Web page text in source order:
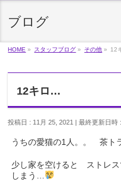
ブログ
HOME » スタッフブログ » その他 » 12
12キロ…
投稿日 : 11月 25, 2021 最終更新日時
うちの愛猫の1人。。 茶ト
少し家を空けると ストレ
しまう…